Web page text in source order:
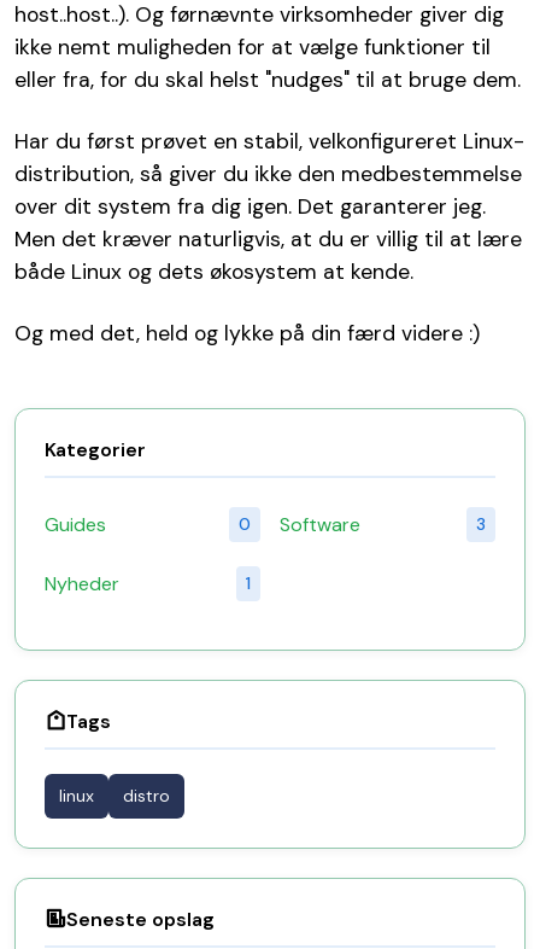
host..host..). Og førnævnte virksomheder giver dig
ikke nemt muligheden for at vælge funktioner til
eller fra, for du skal helst "nudges" til at bruge dem.
Har du først prøvet en stabil, velkonfigureret Linux-
distribution, så giver du ikke den medbestemmelse
over dit system fra dig igen. Det garanterer jeg.
Men det kræver naturligvis, at du er villig til at lære
både Linux og dets økosystem at kende.
Og med det, held og lykke på din færd videre :)
Kategorier
Guides 0
Nyheder 1
Software 3
Tags
linux distro
Seneste opslag